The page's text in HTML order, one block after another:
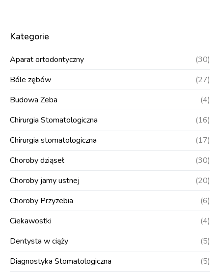
Kategorie
Aparat ortodontyczny
(30)
Bóle zębów
(27)
Budowa Zeba
(4)
Chirurgia Stomatologiczna
(16)
Chirurgia stomatologiczna
(17)
Choroby dziąseł
(30)
Choroby jamy ustnej
(20)
Choroby Przyzebia
(6)
Ciekawostki
(4)
Dentysta w ciąży
(5)
Diagnostyka Stomatologiczna
(5)